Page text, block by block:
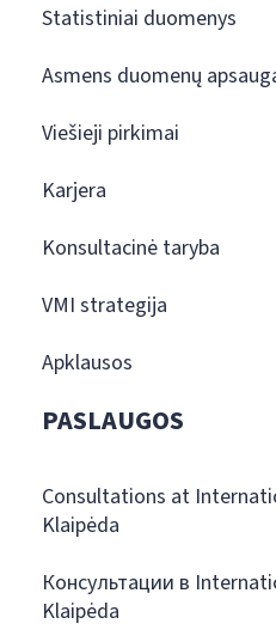
Statistiniai duomenys
Asmens duomenų
Viešieji pirkimai
Karjera
Konsultacinė taryba
VMI strategija
Apklausos
PASLAUGOS
Consultations at
Klaipėda
Консультации в
Klaipėda